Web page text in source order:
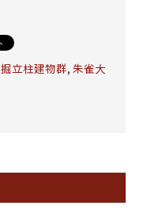
掘立柱建物群, 朱雀大